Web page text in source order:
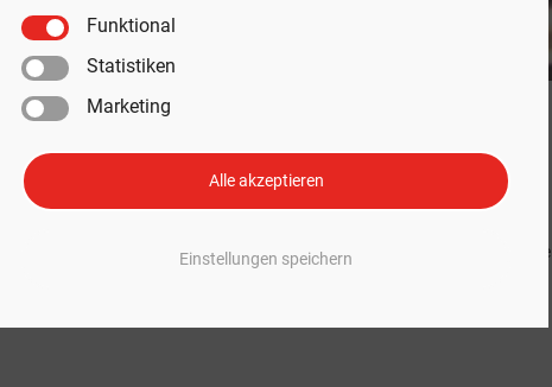
Funktional
Statistiken
Marketing
Alle akzeptieren
Einstellungen speichern
könnte dahinterstecken
vor dem Schritt zu AI5 an. „AP45“ in Tesla Model Y entdeckt Mehrere